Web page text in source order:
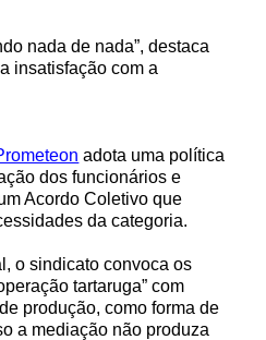
nada de nada”, destaca
insatisfação com a
adota uma política
dos funcionários e
Acordo Coletivo que
da categoria.
o sindicato convoca os
tartaruga” com
produção, como forma de
a mediação não produza